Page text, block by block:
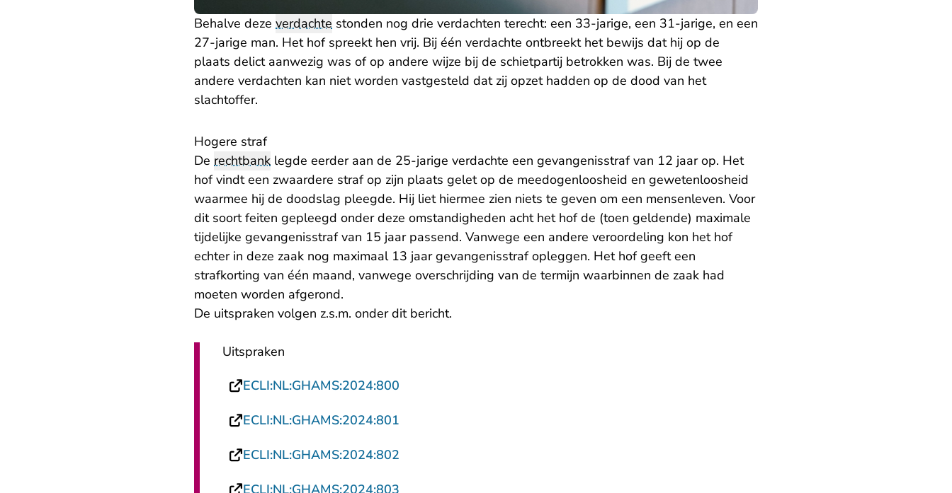
Behalve deze verdachte stonden nog drie verdachten terecht: een 33-jarige, een 31-jarige, en een
27-jarige man. Het hof spreekt hen vrij. Bij één verdachte ontbreekt het bewijs dat hij op de
plaats delict aanwezig was of op andere wijze bij de schietpartij betrokken was. Bij de twee
andere verdachten kan niet worden vastgesteld dat zij opzet hadden op de dood van het
slachtoffer.
Hogere straf
De rechtbank legde eerder aan de 25-jarige verdachte een gevangenisstraf van 12 jaar op. Het
hof vindt een zwaardere straf op zijn plaats gelet op de meedogenloosheid en gewetenloosheid
waarmee hij de doodslag pleegde. Hij liet hiermee zien niets te geven om een mensenleven. Voor
dit soort feiten gepleegd onder deze omstandigheden acht het hof de (toen geldende) maximale
tijdelijke gevangenisstraf van 15 jaar passend. Vanwege een andere veroordeling kon het hof
echter in deze zaak nog maximaal 13 jaar gevangenisstraf opleggen. Het hof geeft een
strafkorting van één maand, vanwege overschrijding van de termijn waarbinnen de zaak had
moeten worden afgerond.
De uitspraken volgen z.s.m. onder dit bericht.
Uitspraken
ECLI:NL:GHAMS:2024:800
ECLI:NL:GHAMS:2024:801
ECLI:NL:GHAMS:2024:802